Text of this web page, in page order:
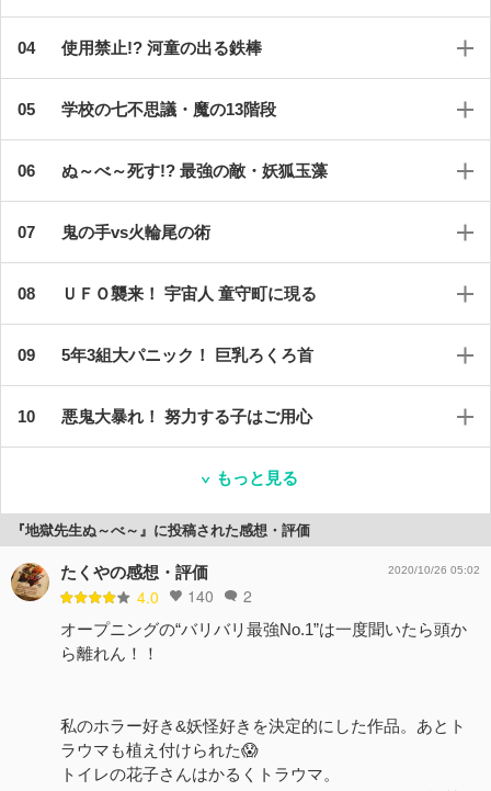
使用禁止!? 河童の出る鉄棒
学校の七不思議・魔の13階段
ぬ～べ～死す!? 最強の敵・妖狐玉藻
鬼の手vs火輪尾の術
ＵＦＯ襲来！ 宇宙人 童守町に現る
5年3組大パニック！ 巨乳ろくろ首
悪鬼大暴れ！ 努力する子はご用心
もっと見る
『地獄先生ぬ～べ～』に投稿された感想・評価
たくやの感想・評価
4.0 140 2
2020/10/26 05:02
オープニングの“バリバリ最強No.1”は一度聞いたら頭か
ら離れん！！
私のホラー好き&妖怪好きを決定的にした作品。あとト
ラウマも植え付けられた😱
トイレの花子さんはかるくトラウマ。